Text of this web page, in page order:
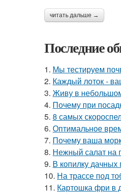
читать дальше →
Последние
1. Мы тестируем
2. Каждый лоток -
3. Живу в
4. Почему при
5. 8 самых
6. Оптимальное
7. Почему ваша
8. Нежный салат на
9. В копилку дачных
10. На трассе под
11. Картошка фри в